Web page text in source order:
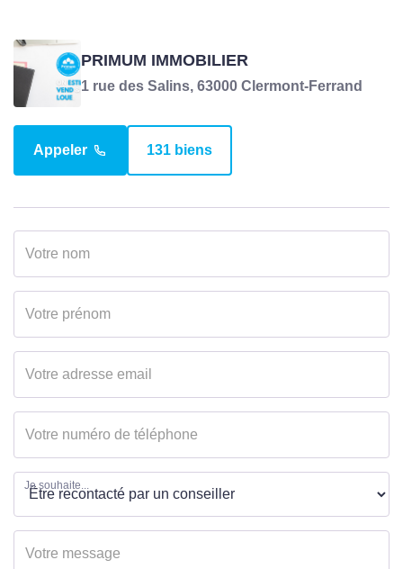
Consommation
énergie finale
énergie primaire
consommation
Gaz Effet de Serre
Valeur Gaz Effet de
serre
2 Kg CO2/m2/an
Montant minimum
estimé des dépenses
annuelles d'énergie
pour un usage
standard
1420 EUR
PRIMUM IMMOBILIER
1 rue des Salins, 63000 Clermont-Ferrand
Appeler 131 biens
Je souhaite...